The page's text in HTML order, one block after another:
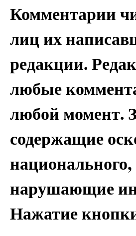
Комментарии
лиц их
редакции.
любые
любой момент.
содержащие
нарушающие
Нажатие